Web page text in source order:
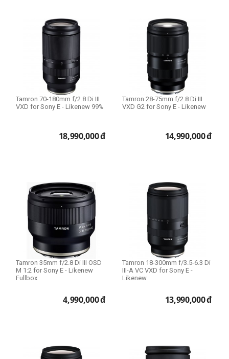
Tamron 70-180mm f/2.8 Di III
VXD for Sony E - Likenew 99%
18,990,000đ
Tamron 28-75mm f/2.8 Di III
VXD G2 for Sony E - Likenew
14,990,000đ
Tamron 35mm f/2.8 Di III OSD
M 1:2 for Sony E - Likenew
Fullbox
4,990,000đ
Tamron 18-300mm f/3.5-6.3 Di
III-A VC VXD for Sony E -
Likenew
13,990,000đ